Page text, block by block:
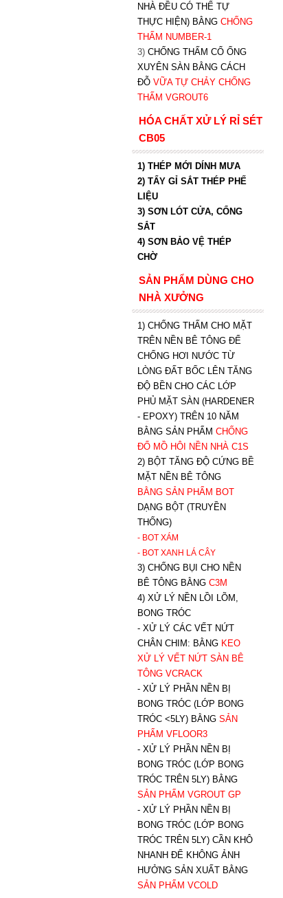
NHÀ ĐỀU CÓ THỂ TỰ
THỰC HIỆN) BẰNG CHỐNG
THẤM NUMBER-1
3) CHỐNG THẤM CỔ ỐNG
XUYÊN SÀN BẰNG CÁCH
ĐỖ VỮA TỰ CHẢY CHỐNG
THẤM VGROUT6
HÓA CHẤT XỬ LÝ RỈ SÉT
CB05
1) THÉP MỚI DÍNH MƯA
2) TẨY GỈ SẮT THÉP PHẾ
LIỆU
3) SƠN LÓT CỬA, CỔNG
SẮT
4) SƠN BẢO VỆ THÉP
CHỜ
SẢN PHẨM DÙNG CHO
NHÀ XƯỞNG
1) CHỐNG THẤM CHO MẶT
TRÊN NỀN BÊ TÔNG ĐỂ
CHỐNG HƠI NƯỚC TỪ
LÒNG ĐẤT BỐC LÊN TĂNG
ĐỘ BỀN CHO CÁC LỚP
PHỦ MẶT SÀN (HARDENER
- EPOXY) TRÊN 10 NĂM
BẰNG SẢN PHẨM CHỐNG
ĐỔ MỒ HÔI NỀN NHÀ C1S
2) BỘT TĂNG ĐỘ CỨNG BỀ
MẶT NỀN BÊ TÔNG
BẰNG SẢN PHẨM BOT
DẠNG BỘT (TRUYỀN
THỐNG)
- BOT XÁM
- BOT XANH LÁ CÂY
3) CHỐNG BỤI CHO NỀN
BÊ TÔNG BẰNG C3M
4) XỬ LÝ NỀN LỒI LÕM,
BONG TRÓC
- XỬ LÝ CÁC VẾT NỨT
CHÂN CHIM: BẰNG KEO
XỬ LÝ VẾT NỨT SÀN BÊ
TÔNG VCRACK
- XỬ LÝ PHẦN NỀN BỊ
BONG TRÓC (LỚP BONG
TRÓC <5LY) BẰNG SẢN
PHẨM VFLOOR3
- XỬ LÝ PHẦN NỀN BỊ
BONG TRÓC (LỚP BONG
TRÓC TRÊN 5LY) BẰNG
SẢN PHẨM VGROUT GP
- XỬ LÝ PHẦN NỀN BỊ
BONG TRÓC (LỚP BONG
TRÓC TRÊN 5LY) CẦN KHÔ
NHANH ĐỂ KHÔNG ẢNH
HƯỞNG SẢN XUẤT BẰNG
SẢN PHẨM VCOLD